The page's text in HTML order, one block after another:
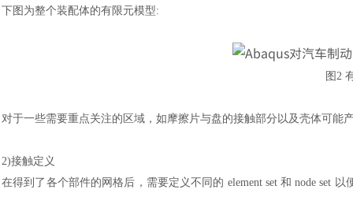
下图为整个装配体的有限元模型:
图 2
对于一些需要重点关注的区域，如摩擦片与盘的接触部分以及壳体可
2)接触定义
在得到了各个部件的网格后，需要定义不同的 element set 和 node set